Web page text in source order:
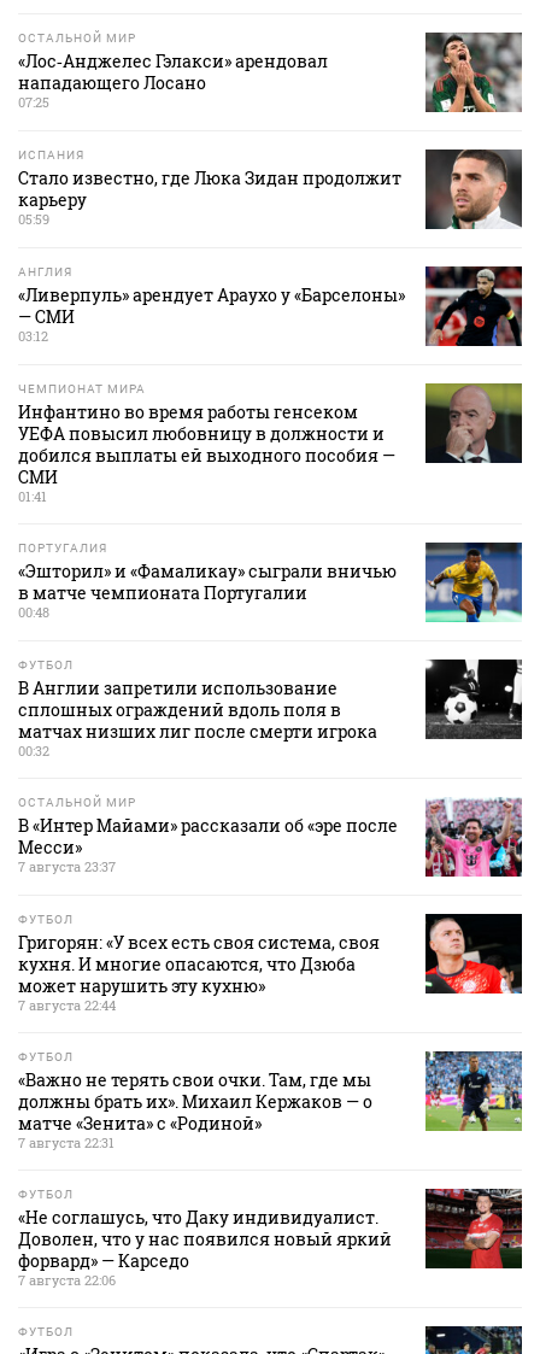
ОСТАЛЬНОЙ МИР
«Лос‑Анджелес Гэлакси» арендовал
нападающего Лосано
07:25
ИСПАНИЯ
Стало известно, где Люка Зидан продолжит
карьеру
05:59
АНГЛИЯ
«Ливерпуль» арендует Араухо у «Барселоны»
— СМИ
03:12
ЧЕМПИОНАТ МИРА
Инфантино во время работы генсеком
УЕФА повысил любовницу в должности и
добился выплаты ей выходного пособия —
СМИ
01:41
ПОРТУГАЛИЯ
«Эшторил» и «Фамаликау» сыграли вничью
в матче чемпионата Португалии
00:48
ФУТБОЛ
В Англии запретили использование
сплошных ограждений вдоль поля в
матчах низших лиг после смерти игрока
00:32
ОСТАЛЬНОЙ МИР
В «Интер Майами» рассказали об «эре после
Месси»
7 августа 23:37
ФУТБОЛ
Григорян: «У всех есть своя система, своя
кухня. И многие опасаются, что Дзюба
может нарушить эту кухню»
7 августа 22:44
ФУТБОЛ
«Важно не терять свои очки. Там, где мы
должны брать их». Михаил Кержаков — о
матче «Зенита» с «Родиной»
7 августа 22:31
ФУТБОЛ
«Не соглашусь, что Даку индивидуалист.
Доволен, что у нас появился новый яркий
форвард» — Карседо
7 августа 22:06
ФУТБОЛ